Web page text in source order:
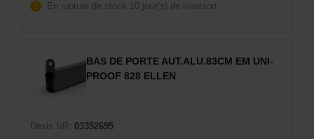
En rupture de stock 10 jour(s) de livraison
BAS DE PORTE AUT.ALU.83CM EM UNI-
PROOF 828 ELLEN
Dexis NR:
03352695